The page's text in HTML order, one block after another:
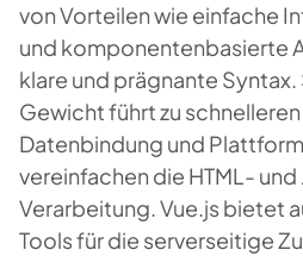
von Vorteilen wie einfache
und komponentenbasierte
klare und prägnante
Gewicht führt zu
Datenbindung und
vereinfachen die HTML-
Verarbeitung. Vue.js bietet
Tools für die serverseitige